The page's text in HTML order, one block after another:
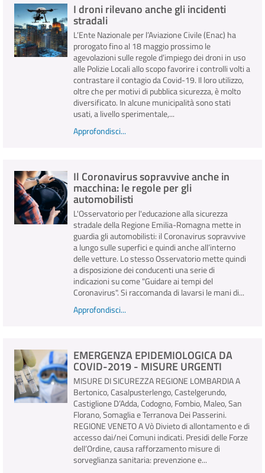
I droni rilevano anche gli incidenti
stradali
L’Ente Nazionale per l’Aviazione Civile (Enac) ha
prorogato fino al 18 maggio prossimo le
agevolazioni sulle regole d’impiego dei droni in uso
alle Polizie Locali allo scopo favorire i controlli volti a
contrastare il contagio da Covid-19. Il loro utilizzo,
oltre che per motivi di pubblica sicurezza, è molto
diversificato. In alcune municipalità sono stati
usati, a livello sperimentale,...
Approfondisci...
Il Coronavirus sopravvive anche in
macchina: le regole per gli
automobilisti
L'Osservatorio per l'educazione alla sicurezza
stradale della Regione Emilia-Romagna mette in
guardia gli automobilisti: il Coronavirus sopravvive
a lungo sulle superfici e quindi anche all’interno
delle vetture. Lo stesso Osservatorio mette quindi
a disposizione dei conducenti una serie di
indicazioni su come "Guidare ai tempi del
Coronavirus". Si raccomanda di lavarsi le mani di...
Approfondisci...
EMERGENZA EPIDEMIOLOGICA DA
COVID-2019 - MISURE URGENTI
MISURE DI SICUREZZA REGIONE LOMBARDIA A
Bertonico, Casalpusterlengo, Castelgerundo,
Castiglione D’Adda, Codogno, Fombio, Maleo, San
Florano, Somaglia e Terranova Dei Passerini.
REGIONE VENETO A Vò Divieto di allontamento e di
accesso dai/nei Comuni indicati. Presidi delle Forze
dell’Ordine, causa rafforzamento misure di
sorveglianza sanitaria: prevenzione e...